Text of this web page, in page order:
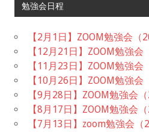
勉強会日程
【2月1日】ZOOM勉強会（
【12月21日】ZOOM勉強会
【11月23日】ZOOM勉強会
【10月26日】ZOOM勉強会
【9月28日】ZOOM勉強会（
【8月17日】ZOOM勉強会（
【7月13日】zoom勉強会（